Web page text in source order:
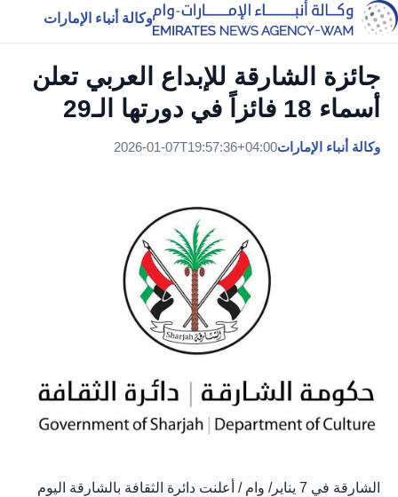
وكالة أنباء الإمارات
جائزة الشارقة للإبداع العربي تعلن
أسماء 18 فائزاً في دورتها الـ29
وكالة أنباء الإمارات2026-01-07T19:57:36+04:00
الشارقة في 7 يناير/ وام / أعلنت دائرة الثقافة بالشارقة اليوم